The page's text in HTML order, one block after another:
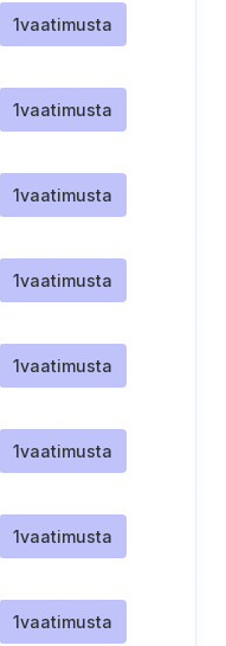
1vaatimusta
1vaatimusta
1vaatimusta
1vaatimusta
1vaatimusta
1vaatimusta
1vaatimusta
1vaatimusta